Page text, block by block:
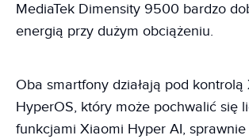
MediaTek Dimensity 9500 bardzo
energią przy dużym obciążeniu.
Oba smartfony działają pod kontrolą
HyperOS, który może pochwalić się
funkcjami Xiaomi Hyper AI, sprawnie